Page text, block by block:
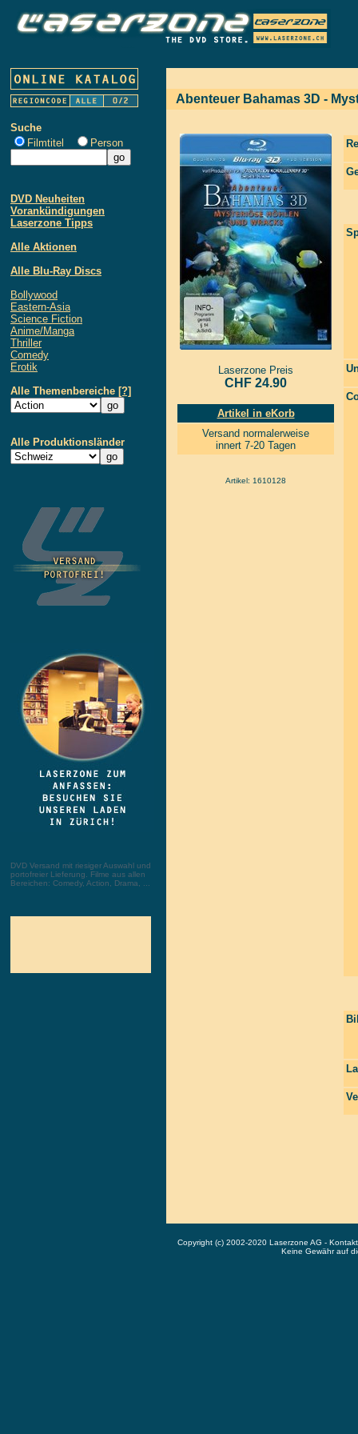
Suche
Filmtitel
Person
DVD Neuheiten
Vorankündigungen
Laserzone Tipps
Alle Aktionen
Alle Blu-Ray Discs
Bollywood
Eastern-Asia
Science Fiction
Anime/Manga
Thriller
Comedy
Erotik
Alle Themenbereiche [?]
Alle Produktionsländer
DVD Versand mit riesiger Auswahl und
portofreier Lieferung. Filme aus allen
Bereichen: Comedy, Action, Drama, ...
Abenteuer Bahamas 3D -
Laserzone Preis
CHF 24.90
Artikel in eKorb
Versand normalerweise
innert 7-20 Tagen
Artikel: 1610128
Copyright (c) 2002-2020 Laserzone AG -
Keine Gewähr auf